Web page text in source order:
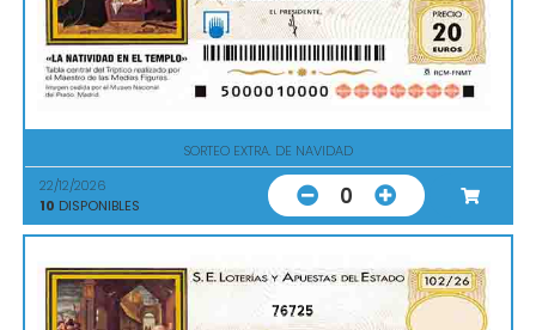
SORTEO EXTRA. DE NAVIDAD
22/12/2026
10 DISPONIBLES 0
76725